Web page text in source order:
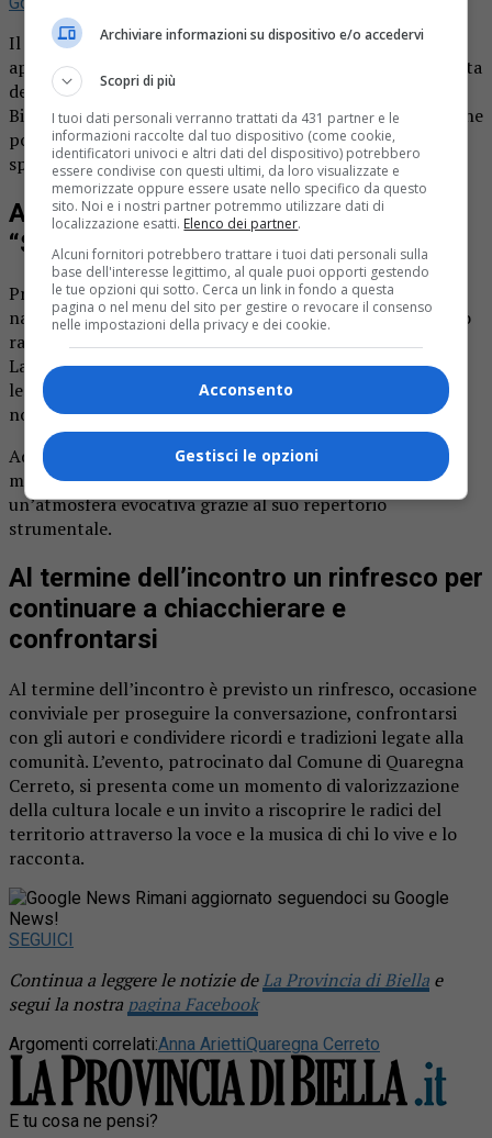
Il comune di Quaregna Cerreto promuove un
appuntamento dedicato alla cultura locale e alla riscoperta
della tradizione orale: “Storie e racconti del nostro
Biellese”, un evento che si terrà domenica alle 16 nel Salone
polivalente di via delle Nocchette 43, adiacente al campo
sportivo.
Appuntamento con Anna Arietti a
“Storie e racconti del nostro Biellese”
Protagonista dell’iniziativa sarà Anna Arietti, autrice e
narratrice, che guiderà il pubblico in un viaggio attraverso
racconti, aneddoti e memorie legate al territorio biellese.
La serata promette un intreccio di vicende affascinanti,
legate alla storia locale e alla ricchezza culturale delle
nostro territorio.
Ad accompagnare le narrazioni ci sarà l’intervento
musicale di Simone Lunardon, che contribuirà a creare
un’atmosfera evocativa grazie al suo repertorio
strumentale.
Al termine dell’incontro un rinfresco per
continuare a chiacchierare e
confrontarsi
Al termine dell’incontro è previsto un rinfresco, occasione
conviviale per proseguire la conversazione, confrontarsi
con gli autori e condividere ricordi e tradizioni legate alla
comunità. L’evento, patrocinato dal Comune di Quaregna
Cerreto, si presenta come un momento di valorizzazione
della cultura locale e un invito a riscoprire le radici del
territorio attraverso la voce e la musica di chi lo vive e lo
racconta.
Rimani aggiornato seguendoci su Google
News!
SEGUICI
Continua a leggere le notizie deLa Provincia di Biella e
segui la nostra pagina Facebook
Argomenti correlati:Anna AriettiQuaregna Cerreto
E tu cosa ne pensi?
Archiviare informazioni su dispositivo e/o accedervi
Scopri di più
I tuoi dati personali verranno trattati da 431 partner e le
informazioni raccolte dal tuo dispositivo (come cookie,
identificatori univoci e altri dati del dispositivo) potrebbero
essere condivise con questi ultimi, da loro visualizzate e
memorizzate oppure essere usate nello specifico da questo
sito. Noi e i nostri partner potremmo utilizzare dati di
localizzazione esatti. Elenco dei partner.
Alcuni fornitori potrebbero trattare i tuoi dati personali sulla
base dell'interesse legittimo, al quale puoi opporti gestendo
le tue opzioni qui sotto. Cerca un link in fondo a questa
pagina o nel menu del sito per gestire o revocare il consenso
nelle impostazioni della privacy e dei cookie.
Acconsento
Gestisci le opzioni